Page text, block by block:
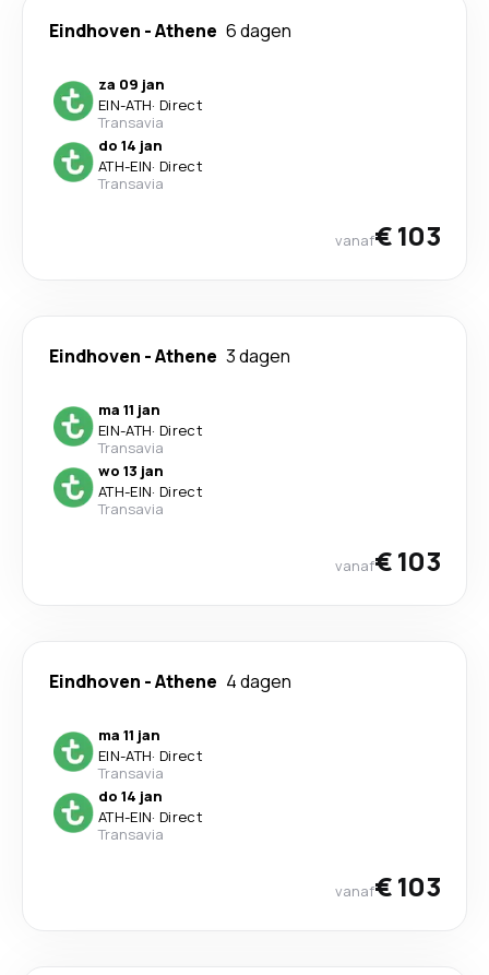
Eindhoven -Athene 6 dagen
za 09 jan
EIN-ATH· Direct
Transavia
do 14 jan
ATH-EIN· Direct
Transavia
vanaf€ 103
Eindhoven -Athene 3 dagen
ma 11 jan
EIN-ATH· Direct
Transavia
wo 13 jan
ATH-EIN· Direct
Transavia
vanaf€ 103
Eindhoven -Athene 4 dagen
ma 11 jan
EIN-ATH· Direct
Transavia
do 14 jan
ATH-EIN· Direct
Transavia
vanaf€ 103